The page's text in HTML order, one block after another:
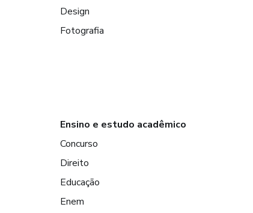
Design
Fotografia
Ensino e estudo acadêmico
Concurso
Direito
Educação
Enem